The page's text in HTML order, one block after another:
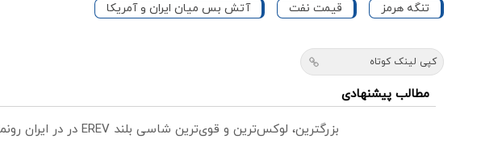
تنگه هرمز قیمت نفت آتش بس میان ایران و آمریکا
کپی لینک کوتاه
مطالب پیشنهادی
بزرگترین، لوکس‌ترین و قوی‌ترین شاسی بلند EREV در در ایران رونمایی شد